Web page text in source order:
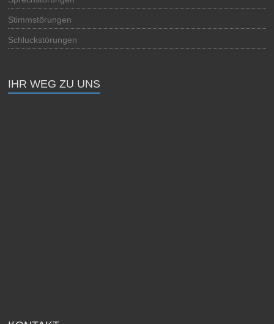
Stimmstörungen
Schluckstörungen
IHR WEG ZU UNS